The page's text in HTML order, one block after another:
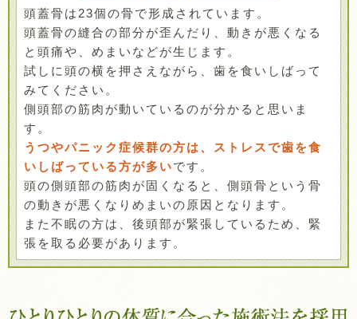
頭蓋骨は23個の骨で形成されています。
頭蓋骨の縫合の部分が歪んだり、動きが悪くなる
と頭痛や、めまいなどが生じます。
試しに頭の横を押さえながら、歯を食いしばって
みてください。
側頭部の筋肉が動いているのが分かると思いま
す。
うつやパニック症候群の方は、ストレスで歯を食
いしばっている方が多いです。
頭の側頭部の筋肉が固くなると、側頭骨という骨
の動きが悪くなりめまいの原因となります。
また不眠の方は、後頭部が緊張しているため、緊
張を取る必要があります。